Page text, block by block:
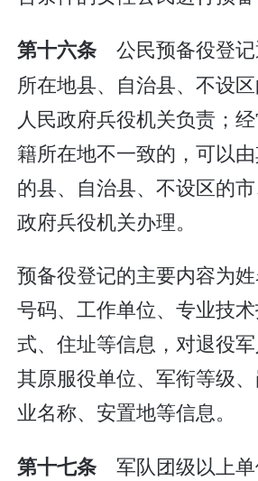
第十六条公民预备役登
所在地县、自治县、不设
人民政府兵役机关负责；
籍所在地不一致的，可以
的县、自治县、不设区的
政府兵役机关办理。
预备役登记的主要内容为
号码、工作单位、专业技
式、住址等信息，对退役
其原服役单位、军衔等级
业名称、安置地等信息。
第十七条军队团级以上